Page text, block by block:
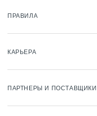
ПРАВИЛА
КАРЬЕРА
ПАРТНЕРЫ И ПОСТАВЩИКИ